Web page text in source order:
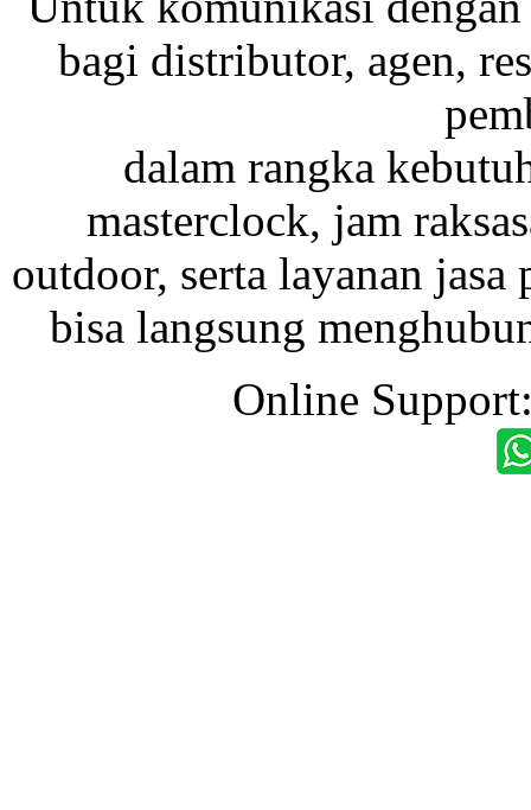
bagi distributor, agen,
dalam rangka
masterclock, jam
outdoor, serta layanan
bisa langsung
Online